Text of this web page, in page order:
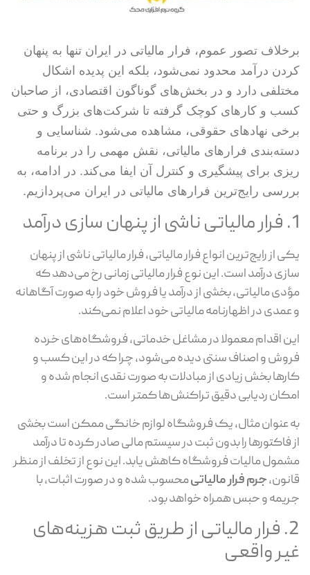
برخلاف تصور عموم، فرار مالیاتی در ایران تنها به پنهان
کردن درآمد محدود نمی‌شود، بلکه این پدیده اشکال
مختلفی دارد و در بخش‌های گوناگون اقتصادی، از صاحبان
کسب و کارهای کوچک گرفته تا شرکت‌های بزرگ و حتی
برخی نهادهای حقوقی، مشاهده می‌شود. شناسایی و
دسته‌بندی فرارهای مالیاتی، نقش مهمی را در برنامه
ریزی برای پیشگیری و کنترل آن ایفا می‌کند. در ادامه، به
بررسی رایج‌ترین فرارهای مالیاتی در ایران می‌پردازیم.
1. فرار مالیاتی ناشی از پنهان سازی درآمد
یکی از رایج‌ترین انواع فرار مالیاتی، فرار مالیاتی ناشی از پنهان
سازی درآمد است. این نوع فرار مالیاتی زمانی رخ می‌دهد که
مؤدی مالیاتی، بخشی از درآمد یا فروش خود را به صورت آگاهانه
و عمدی در اظهارنامه مالیاتی خود اعلام نمی‌کند.
این اقدام معمولا در مشاغل خدماتی، فروشگاه‌های خرده
فروش و اصناف سنتی دیده می‌شود، چرا که در این کسب و
کارها بخش زیادی از مبادلات به صورت نقدی انجام شده و
امکان ردیابی دقیق تراکنش‌ها کمتر است.
به عنوان مثال، یک فروشگاه لوازم خانگی ممکن است بخشی
از فاکتورها را بدون ثبت در سیستم مالی صادر کرده تا درآمد
مشمول مالیات فروشگاه کاهش یابد. این نوع از تخلف از منظر
قانون،جرم فرار مالیاتیمحسوب شده و در صورت اثبات، با
جریمه و حبس همراه خواهد بود.
2. فرار مالیاتی از طریق ثبت هزینه‌های
غیر واقعی